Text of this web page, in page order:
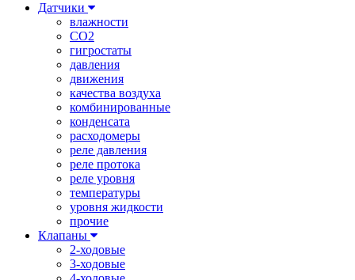
Датчики
влажности
CO2
гигростаты
давления
движения
качества воздуха
комбинированные
конденсата
расходомеры
реле давления
реле протока
реле уровня
температуры
уровня жидкости
прочие
Клапаны
2-ходовые
3-ходовые